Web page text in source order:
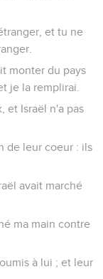
et tu ne
monter du pays
je la remplirai.
et Israël n'a pas
de leur coeur : ils
avait marché
ma main contre
à lui ; et leur